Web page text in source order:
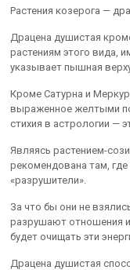
Растения козерога —
Драцена душистая
растениям этого вида,
указывает пышная
Кроме Сатурна и
выраженное желтыми
стихия в астрологии —
Являясь растением-
рекомендована там,
«разрушители».
За что бы они не
разрушают отношения
будет очищать эти
Драцена душистая